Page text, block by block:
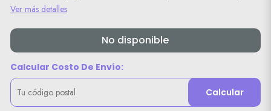
Ver más detalles
No disponible
Calcular Costo De Envío:
Calcular